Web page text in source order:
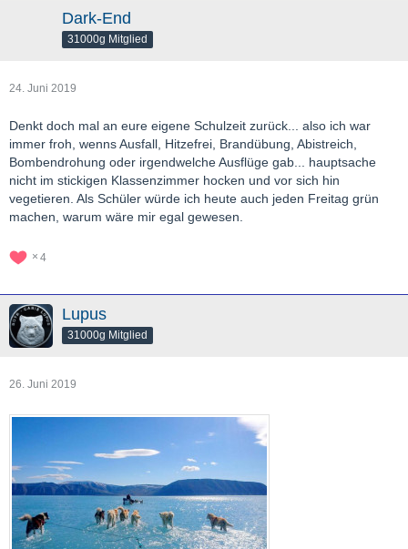
Dark-End
31000g Mitglied
24. Juni 2019
Denkt doch mal an eure eigene Schulzeit zurück... also ich war
immer froh, wenns Ausfall, Hitzefrei, Brandübung, Abistreich,
Bombendrohung oder irgendwelche Ausflüge gab... hauptsache
nicht im stickigen Klassenzimmer hocken und vor sich hin
vegetieren. Als Schüler würde ich heute auch jeden Freitag grün
machen, warum wäre mir egal gewesen.
4
Lupus
31000g Mitglied
26. Juni 2019